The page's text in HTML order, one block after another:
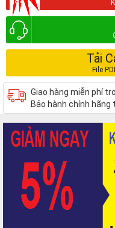
Tải
Giao hàng miễn phí
Bảo hành chính hãng